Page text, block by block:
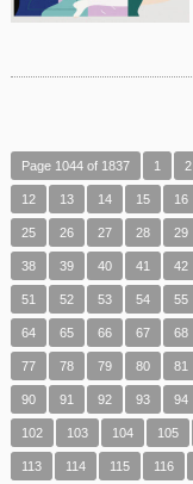
Page 1044 of 1837 1 2
12 13 14 15 16
25 26 27 28 29
38 39 40 41 42
51 52 53 54 55
64 65 66 67 68
77 78 79 80 81
90 91 92 93 94
102 103 104 105
113 114 115 116